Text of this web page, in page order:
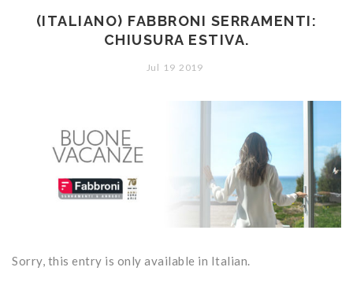
(ITALIANO) FABBRONI SERRAMENTI:
CHIUSURA ESTIVA.
Jul 19 2019
Sorry, this entry is only available in Italian.